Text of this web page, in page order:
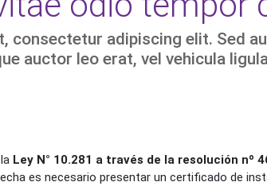
consectetur adipiscing elit. Sed
auctor leo erat, vel vehicula
Ley N° 10.281 a través de la resolución nº
es necesario presentar un certificado de